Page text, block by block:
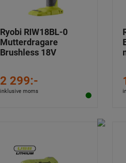
Ryobi RIW18BL-0
Mutterdragare
Brushless 18V
2 299:-
inklusive moms